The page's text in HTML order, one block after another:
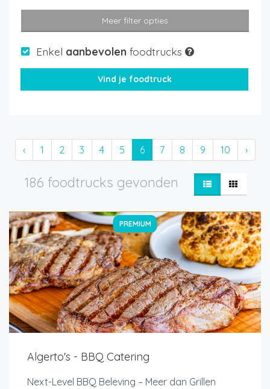
Meer filter opties
Enkel aanbevolen foodtrucks
‹ 1 2 3 4 5 6 7 8 9 10 ›
186 foodtrucks gevonden
PREMIUM
Algerto's - BBQ Catering
Next-Level BBQ Beleving – Meer dan Grillen